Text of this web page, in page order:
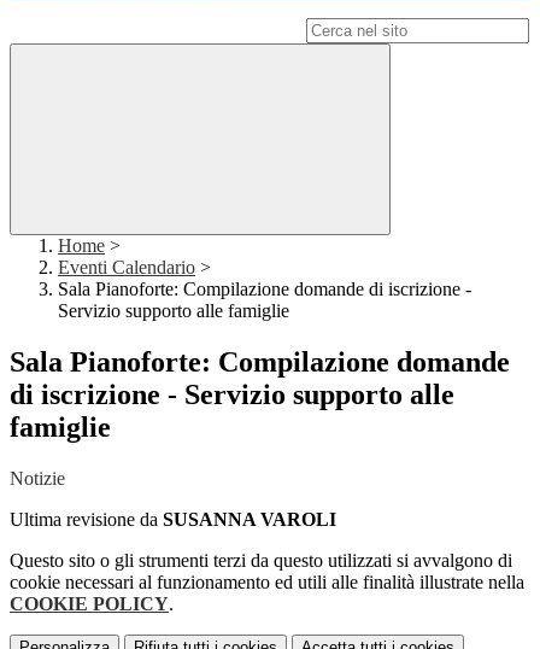
Home >
Eventi Calendario >
Sala Pianoforte: Compilazione domande di iscrizione -
Servizio supporto alle famiglie
Sala Pianoforte: Compilazione domande
di iscrizione - Servizio supporto alle
famiglie
Notizie
Ultima revisione da SUSANNA VAROLI
Questo sito o gli strumenti terzi da questo utilizzati si avvalgono di
cookie necessari al funzionamento ed utili alle finalità illustrate nella
COOKIE POLICY.